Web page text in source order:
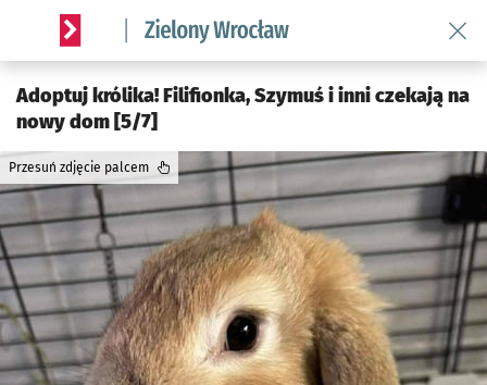
Serwis informacyjny wroclaw.pl podserwis: Środowisko we
Adoptuj królika! Filifionka, Szymuś i inni czekają na
nowy dom [5/7]
Przesuń zdjęcie palcem